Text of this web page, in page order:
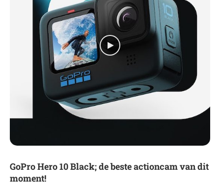
GoPro Hero 10 Black; de beste actioncam van dit
moment!